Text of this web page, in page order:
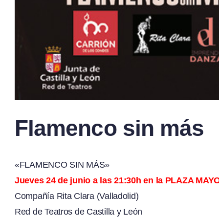
Flamenco sin más
«FLAMENCO SIN MÁS»
Jueves 24 de junio a las 21:30h en la PLAZA
Compañía Rita Clara (Valladolid)
Red de Teatros de Castilla y León